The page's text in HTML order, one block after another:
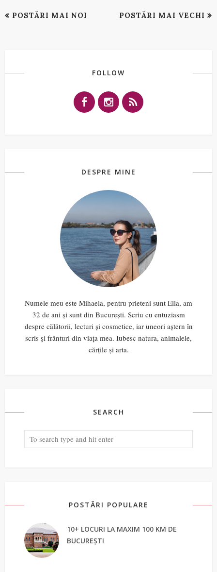
POSTĂRI MAI NOI POSTĂRI MAI VECHI
FOLLOW
DESPRE MINE
Numele meu este Mihaela, pentru prieteni sunt Ella, am
32 de ani și sunt din București. Scriu cu entuziasm
despre călătorii, lecturi și cosmetice, iar uneori aștern în
scris și frânturi din viața mea. Iubesc natura, animalele,
cărțile și arta.
SEARCH
POSTĂRI POPULARE
10+ LOCURI LA MAXIM 100 KM DE
BUCUREȘTI